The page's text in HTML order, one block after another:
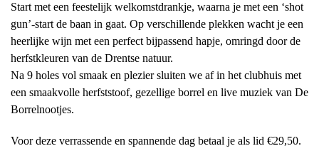
Start met een feestelijk welkomstdrankje, waarna je met een ‘shot
gun’-start de baan in gaat. Op verschillende plekken wacht je een
heerlijke wijn met een perfect bijpassend hapje, omringd door de
herfstkleuren van de Drentse natuur.
Na 9 holes vol smaak en plezier sluiten we af in het clubhuis met
een smaakvolle herfststoof, gezellige borrel en live muziek van De
Borrelnootjes.
Voor deze verrassende en spannende dag betaal je als lid €29,50.